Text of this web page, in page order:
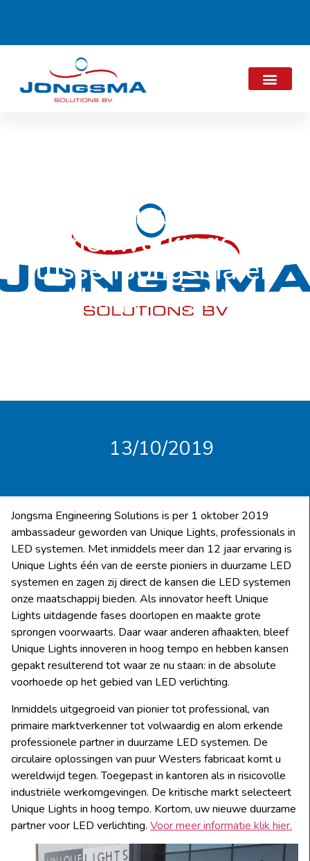
Nieuw
tussen Jongsma en
Unique Lights
13/10/2019
Jongsma Engineering Solutions is per 1 oktober 2019
ambassadeur geworden van Unique Lights, professionals in
LED systemen. Met inmiddels meer dan 12 jaar ervaring is
Unique Lights één van de eerste pioniers in duurzame LED
systemen en zagen zij direct de kansen die LED systemen
onze maatschappij bieden. Als innovator heeft Unique
Lights uitdagende fases doorlopen en maakte grote
sprongen voorwaarts. Daar waar anderen afhaakten, bleef
Unique Lights innoveren in hoog tempo en hebben kansen
gepakt resulterend tot waar ze nu staan: in de absolute
voorhoede op het gebied van LED verlichting.
Inmiddels uitgegroeid van pionier tot professional, van
primaire marktverkenner tot volwaardig en alom erkende
professionele partner in duurzame LED systemen. De
circulaire oplossingen van puur Westers fabricaat komt u
wereldwijd tegen. Toegepast in kantoren als in risicovolle
industriële werkomgevingen. De kritische markt selecteert
Unique Lights in hoog tempo. Kortom, uw nieuwe duurzame
partner voor LED verlichting. Voor meer informatie klik hier.